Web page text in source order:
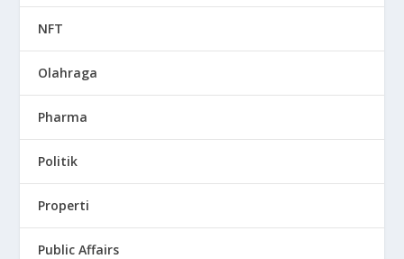
NFT
Olahraga
Pharma
Politik
Properti
Public Affairs